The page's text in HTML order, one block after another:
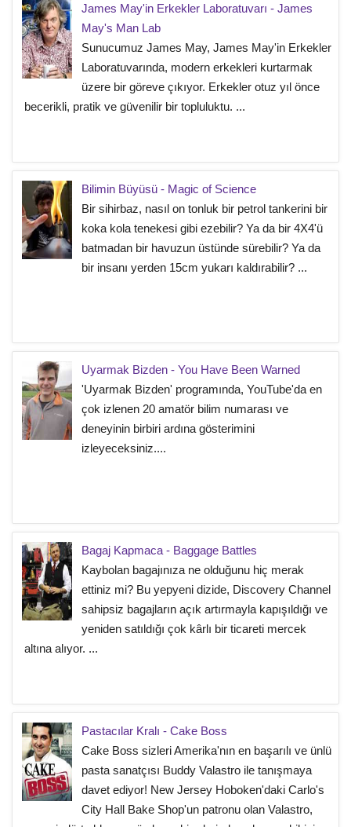
James May'in Erkekler Laboratuvarı - James
May's Man Lab
Sunucumuz James May, James May'in Erkekler
Laboratuvarında, modern erkekleri kurtarmak
üzere bir göreve çıkıyor. Erkekler otuz yıl önce
becerikli, pratik ve güvenilir bir topluluktu. ...
Bilimin Büyüsü - Magic of Science
Bir sihirbaz, nasıl on tonluk bir petrol tankerini bir
koka kola tenekesi gibi ezebilir? Ya da bir 4X4'ü
batmadan bir havuzun üstünde sürebilir? Ya da
bir insanı yerden 15cm yukarı kaldırabilir? ...
Uyarmak Bizden - You Have Been Warned
'Uyarmak Bizden' programında, YouTube'da en
çok izlenen 20 amatör bilim numarası ve
deneyinin birbiri ardına gösterimini
izleyeceksiniz....
Bagaj Kapmaca - Baggage Battles
Kaybolan bagajınıza ne olduğunu hiç merak
ettiniz mi? Bu yepyeni dizide, Discovery Channel
sahipsiz bagajların açık artırmayla kapışıldığı ve
yeniden satıldığı çok kârlı bir ticareti mercek
altına alıyor. ...
Pastacılar Kralı - Cake Boss
Cake Boss sizleri Amerika'nın en başarılı ve ünlü
pasta sanatçısı Buddy Valastro ile tanışmaya
davet ediyor! New Jersey Hoboken'daki Carlo's
City Hall Bake Shop'un patronu olan Valastro,